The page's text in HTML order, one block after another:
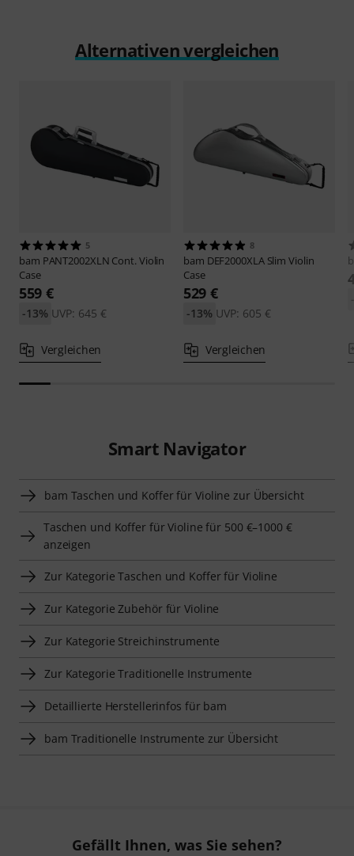
Alternativen vergleichen
5
bam PANT2002XLN Cont. Violin
Case
559 €
UVP: 645 €
-13%
Vergleichen
8
bam DEF2000XLA Slim Violin
Case
529 €
UVP: 605 €
-13%
Vergleichen
Smart Navigator
bam Taschen und Koffer für Violine zur Übersicht
Taschen und Koffer für Violine für 500 €–1000 €
anzeigen
Zur Kategorie Taschen und Koffer für Violine
Zur Kategorie Zubehör für Violine
Zur Kategorie Streichinstrumente
Zur Kategorie Traditionelle Instrumente
Detaillierte Herstellerinfos für bam
bam Traditionelle Instrumente zur Übersicht
Gefällt Ihnen, was Sie sehen?